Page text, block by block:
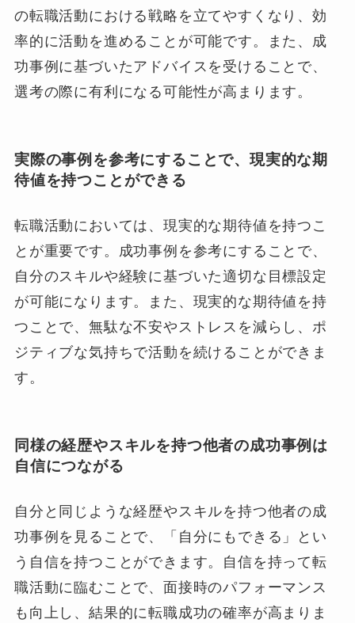
の転職活動における戦略を立てやすくなり、効
率的に活動を進めることが可能です。また、成
功事例に基づいたアドバイスを受けることで、
選考の際に有利になる可能性が高まります。
実際の事例を参考にすることで、現実的な期
待値を持つことができる
転職活動においては、現実的な期待値を持つこ
とが重要です。成功事例を参考にすることで、
自分のスキルや経験に基づいた適切な目標設定
が可能になります。また、現実的な期待値を持
つことで、無駄な不安やストレスを減らし、ポ
ジティブな気持ちで活動を続けることができま
す。
同様の経歴やスキルを持つ他者の成功事例は
自信につながる
自分と同じような経歴やスキルを持つ他者の成
功事例を見ることで、「自分にもできる」とい
う自信を持つことができます。自信を持って転
職活動に臨むことで、面接時のパフォーマンス
も向上し、結果的に転職成功の確率が高まりま